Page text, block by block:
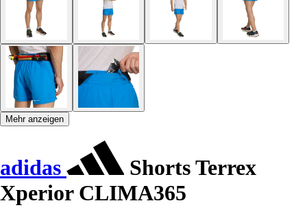
Mehr anzeigen
adidas
Shorts Terrex
Xperior CLIMA365